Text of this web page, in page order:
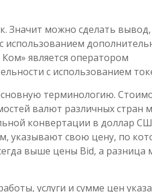
Значит можно сделать
использованием
является оператором
с использованием
терминологию.
валют различных стран
конвертации в доллар
указывают свою цену, по
выше цены Bid, а разница
услуги и сумме цен